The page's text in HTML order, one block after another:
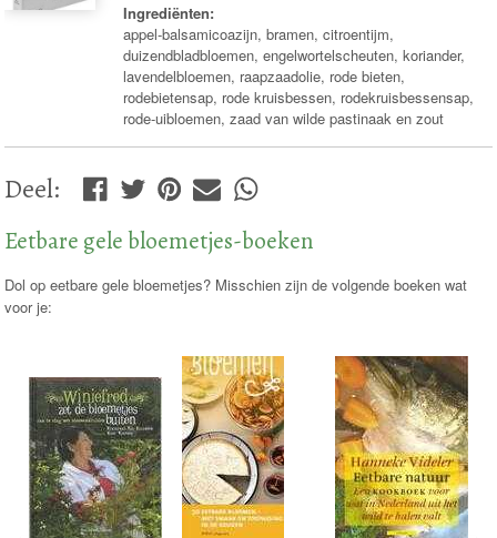
Ingrediënten:
appel-balsamicoazijn, bramen, citroentijm,
duizendbladbloemen, engelwortelscheuten, koriander,
lavendelbloemen, raapzaadolie, rode bieten,
rodebietensap, rode kruisbessen, rodekruisbessensap,
rode-uibloemen, zaad van wilde pastinaak en zout
Deel:
Eetbare gele bloemetjes-boeken
Dol op eetbare gele bloemetjes? Misschien zijn de volgende boeken wat
voor je: